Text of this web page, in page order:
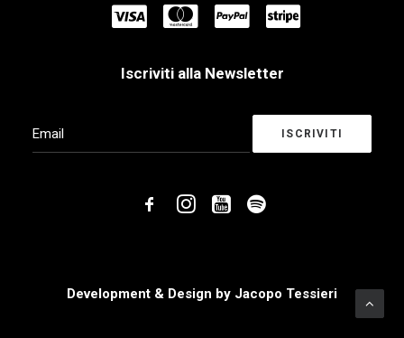
Iscriviti alla Newsletter
Development & Design by Jacopo Tessieri